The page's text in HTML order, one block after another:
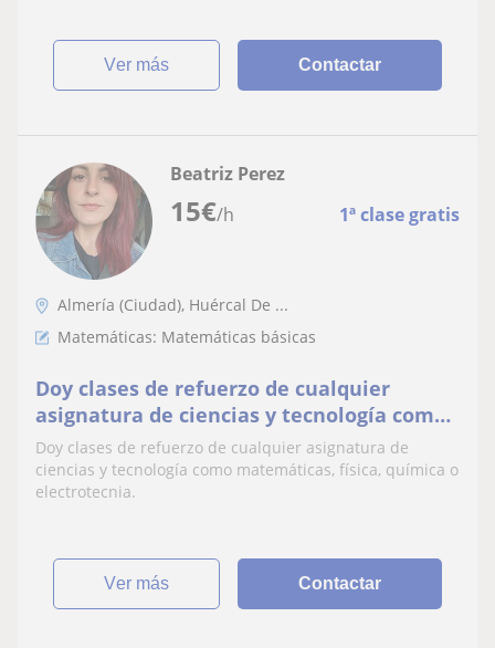
ver más Contactar
15€/h 1ª clase gratis
Beatriz Perez
Almería (Ciudad), Huércal De ...
Matemáticas: Matemáticas básicas
Doy clases de refuerzo de cualquier
asignatura de ciencias y tecnología como
matemáticas, física, química o
electrotecnia
Doy clases de refuerzo de cualquier asignatura de
ciencias y tecnología como matemáticas, física, química o
electrotecnia.
ver más Contactar